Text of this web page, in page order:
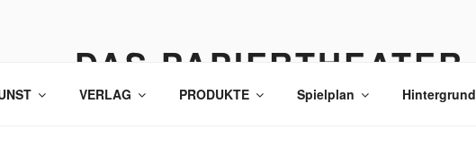
DAS PAPIERTHEATER
VERLAG PRODUKTE Spielplan Hintergrund